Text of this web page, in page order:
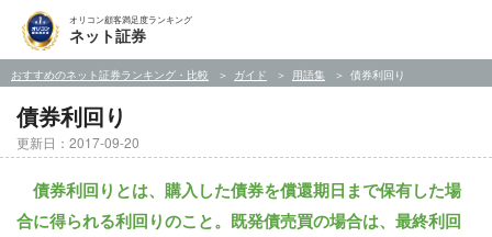
オリコン顧客満足度ランキング
ネット証券
おすすめのネット証券ランキング・比較 ガイド 用語集 債券利回り
債券利回り
更新日：2017-09-20
債券利回りとは、購入した債券を償還期日まで保有した場
合に得られる利回りのこと。既発債売買の場合は、最終利回